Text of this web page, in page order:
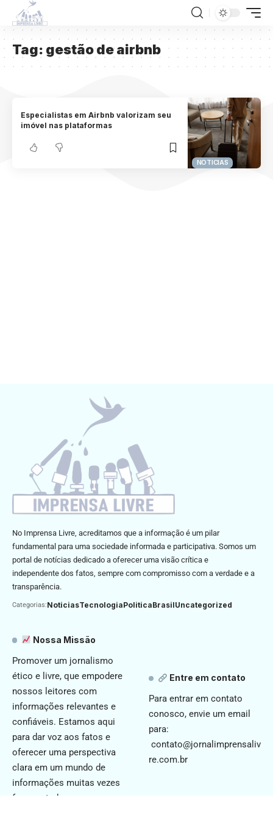
Tag: gestão de airbnb
NOTICIAS
Especialistas em Airbnb valorizam seu
imóvel nas plataformas
No Imprensa Livre, acreditamos que a informação é um pilar
fundamental para uma sociedade informada e participativa. Somos um
portal de notícias dedicado a oferecer uma visão crítica e
independente dos fatos, sempre com compromisso com a verdade e a
transparência.
Categorias:NoticiasTecnologiaPoliticaBrasilUncategorized
Nossa Missão
Promover um jornalismo
ético e livre, que empodere
nossos leitores com
informações relevantes e
confiáveis. Estamos aqui
para dar voz aos fatos e
oferecer uma perspectiva
clara em um mundo de
informações muitas vezes
fragmentadas.
Entre em contato
Para entrar em contato
conosco, envie um email
para:
contato@jornalimprensaliv
re.com.br